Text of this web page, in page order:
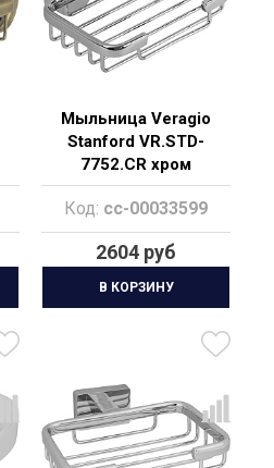
Мыльница Veragio
Stanford VR.STD-
7752.CR хром
Код: cc-00033599
2604 руб
В КОРЗИНУ